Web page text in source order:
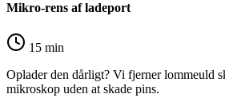
Mikro-rens af ladeport
15 min
Oplader den dårligt? Vi fjerner lommeuld
mikroskop uden at skade pins.